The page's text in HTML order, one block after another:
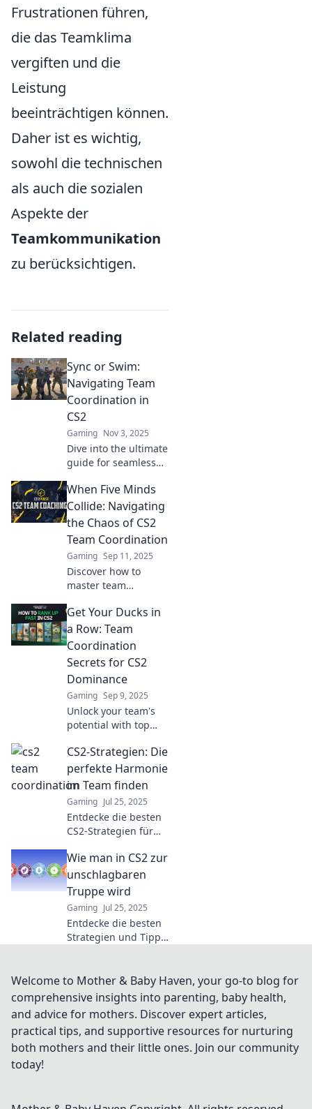
Frustrationen führen,
die das Teamklima
vergiften und die
Leistung
beeinträchtigen können.
Daher ist es wichtig,
sowohl die technischen
als auch die sozialen
Aspekte der
Teamkommunikation
zu berücksichtigen.
Related reading
Sync or Swim:
Navigating Team
Coordination in
CS2
Gaming Nov 3, 2025
Dive into the ultimate
guide for seamless
CS2. Discover tips to
sync up, enhance
communication, and
avoid chaos!
When Five Minds
Collide: Navigating
the Chaos of CS2
Team Coordination
Gaming Sep 11, 2025
Discover how to
master team
as five players
collide. Unlock
strategies for
seamless gameplay
and elevate your
team’s success!
Get Your Ducks in
a Row: Team
Coordination
Secrets for CS2
Dominance
Gaming Sep 9, 2025
Unlock your team's
potential with top
CS2! Level up your
gameplay and
dominate the
competition like
never before!
CS2-Strategien: Die
perfekte Harmonie
im Team finden
Gaming Jul 25, 2025
Entdecke die besten
CS2-Strategien für
Teamzusammenhalt
und dominiere das
Spielfeld! Finde die
perfekte Harmonie
im Team!
Wie man in CS2 zur
unschlagbaren
Truppe wird
Gaming Jul 25, 2025
Entdecke die besten
Strategien und Tipps,
zu werden – werde
zum Champion des
Spiels!
Welcome to Mother & Baby Haven, your go-to blog for
comprehensive insights into parenting, baby health,
and advice for mothers. Discover expert articles,
practical tips, and supportive resources for nurturing
both mothers and their little ones. Join our community
today!